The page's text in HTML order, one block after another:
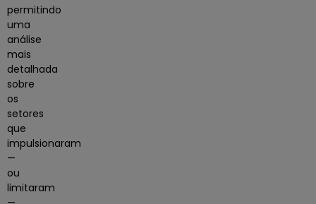
permitindo
uma
análise
mais
detalhada
sobre
os
setores
que
impulsionaram
—
ou
limitaram